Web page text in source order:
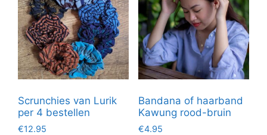
Scrunchies van Lurik
per 4 bestellen
€12.95
Bandana of haarband
Kawung rood-bruin
€4.95